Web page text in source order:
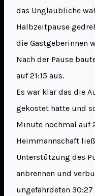
das Unglaubliche
Halbzeitpause
die Gastgeberinnen
Nach der Pause
auf 21:15 aus.
Es war klar das die
gekostet hatte und
Minute nochmal auf
Heimmannschaft
Unterstützung des
anbrennen und
ungefährdeten 30:27